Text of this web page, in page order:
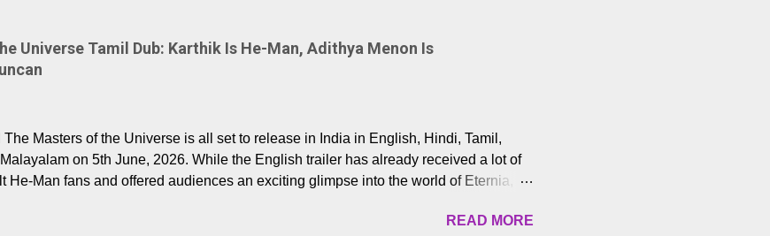
Universe Tamil Dub: Karthik Is He-Man, Adithya Menon Is
The Masters of the Universe is all set to release in India in English, Hindi, Tamil,
on 5th June, 2026. While the English trailer has already received a lot of
He-Man fans and offered audiences an exciting glimpse into the world of Eternia,
growing buzz is the film’s powerful Tamil voice cast led by celebrated playback
READ MORE